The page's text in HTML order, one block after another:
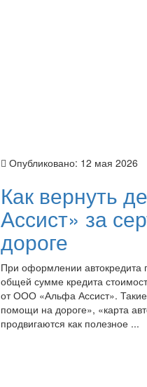
Опубликовано: 12 мая 2026
Как вернуть
Ассист» за
дороге
При оформлении автокредита
общей сумме кредита
от ООО «Альфа Ассист». Такие
помощи на дороге», «карта
продвигаются как полезное ...